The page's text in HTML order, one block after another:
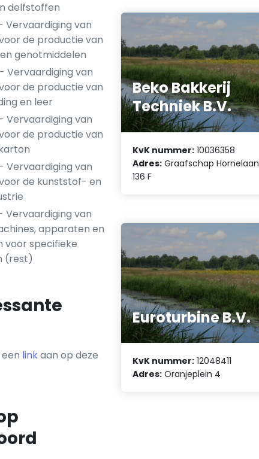
delfstoffen
Vervaardiging van
de productie van
genotmiddelen
Vervaardiging van
de productie van
en leer
Vervaardiging van
de productie van
Vervaardiging van
de kunststof- en
Vervaardiging van
apparaten en
voor specifieke
(rest)
linkaan op deze
Beko Bakkerij
Techniek B.V.
KvK nummer: 10036358
Adres: Graafschap Hornelaan
136 F
Euroturbine B.V.
KvK nummer: 12048411
Adres: Oranjeplein 4